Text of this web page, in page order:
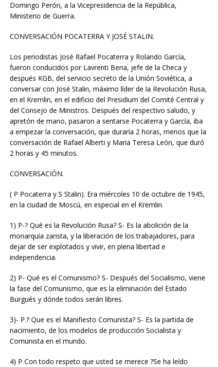
Domingo Perón, a la Vicepresidencia de la República,
Ministerio de Guerra.
CONVERSACIÓN POCATERRA Y JOSÉ STALIN.
Los periodistas José Rafael Pocaterra y Rolando García,
fueron conducidos por Lavrenti Beria, jefe de la Checa y
después KGB, del servicio secreto de la Unión Soviética, a
conversar con José Stalin, máximo líder de la Revolución Rusa,
en el Kremlin, en el edificio del Presidium del Comité Central y
del Consejo de Ministros. Después del respectivo saludo, y
apretón de mano, pasaron a sentarse Pocaterra y García, iba
a empezar la conversación, que duraría 2 horas, menos que la
conversación de Rafael Alberti y Maria Teresa León, que duró
2 horas y 45 minutos.
CONVERSACIÓN.
( P Pocaterra y S Stalin). Era miércoles 10 de octubre de 1945,
en la ciudad de Moscú, en especial en el Kremlin.
1) P-? Qué es la Revolución Rusa? S- Es la abolición de la
monarquía zarista, y la liberación de los trabajadores, para
dejar de ser explotados y vivir, en plena libertad e
independencia.
2) P- Qué es el Comunismo? S- Después del Socialismo, viene
la fase del Comunismo, que es la eliminación del Estado
Burgués y dónde todos serán libres.
3)- P.? Que es el Manifiesto Comunista? S- Es la partida de
nacimiento, de los modelos de producción Socialista y
Comunista en el mundo.
4) P Con todo respeto que usted se merece ?Se ha leído